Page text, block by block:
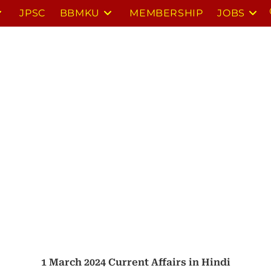
JPSC BBMKU MEMBERSHIP JOBS
1 March 2024 Current Affairs in Hindi